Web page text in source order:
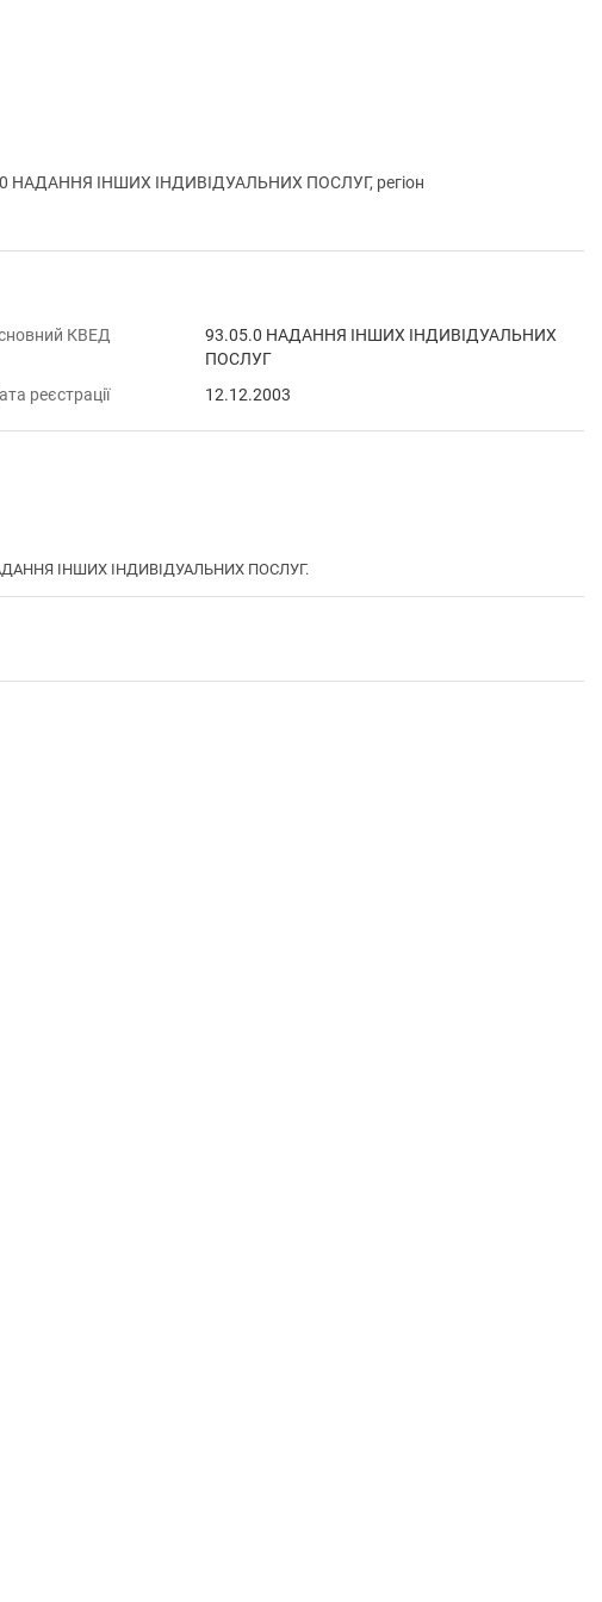
НАДАННЯ ІНШИХ ІНДИВІДУАЛЬНИХ ПОСЛУГ, регіон
КВЕД
93.05.0 НАДАННЯ ІНШИХ ІНДИВІДУАЛЬНИХ
ПОСЛУГ
реєстрації 12.12.2003
ІНШИХ ІНДИВІДУАЛЬНИХ ПОСЛУГ.